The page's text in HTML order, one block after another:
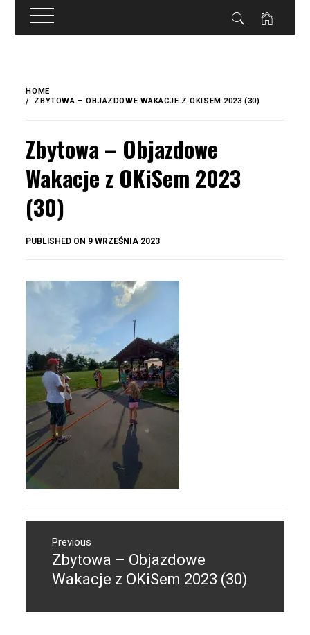
treści
content
HOME
ZBYTOWA – OBJAZDOWE WAKACJE Z OKISEM 2023 (30)
Zbytowa – Objazdowe
Wakacje z OKiSem 2023
(30)
PUBLISHED ON 9 WRZEŚNIA 2023
wpisuPrevious
Previous
post:
Zbytowa – Objazdowe
Wakacje z OKiSem 2023 (30)